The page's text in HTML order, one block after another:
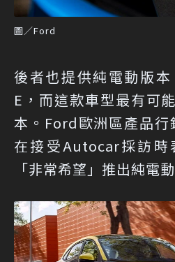
圖／Ford
後者也提供純電動版
E，而這款車型最有可
本。Ford歐洲區產品
在接受Autocar採訪時
「非常希望」推出純電